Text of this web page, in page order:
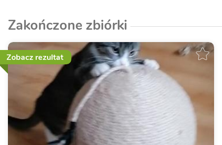
Zakończone zbiórki
Zobacz rezultat